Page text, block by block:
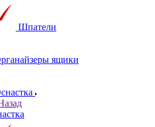
Шпатели
ящики